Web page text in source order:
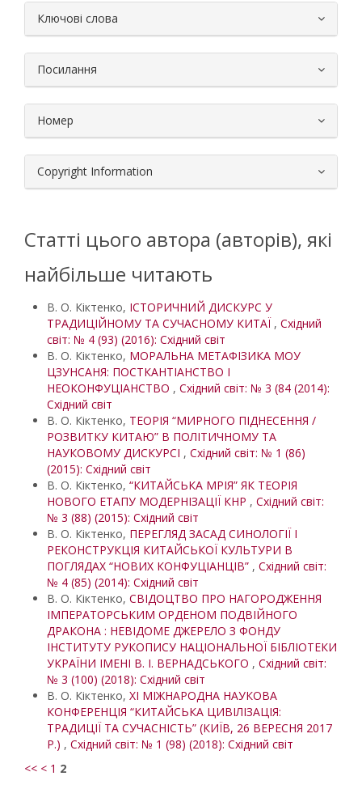
Ключові слова
Посилання
Номер
Copyright Information
Статті цього автора (авторів), які
найбільше читають
В. О. Кіктенко, ІСТОРИЧНИЙ ДИСКУРС У
ТРАДИЦІЙНОМУ ТА СУЧАСНОМУ КИТАЇ , Східний
світ: № 4 (93) (2016): Східний світ
В. О. Кіктенко, МОРАЛЬНА МЕТАФІЗИКА МОУ
ЦЗУНСАНЯ: ПОСТКАНТІАНСТВО І
НЕОКОНФУЦІАНСТВО , Східний світ: № 3 (84 (2014):
Східний світ
В. О. Кіктенко, ТЕОРІЯ “МИРНОГО ПІДНЕСЕННЯ /
РОЗВИТКУ КИТАЮ” В ПОЛІТИЧНОМУ ТА
НАУКОВОМУ ДИСКУРСІ , Східний світ: № 1 (86)
(2015): Східний світ
В. О. Кіктенко, “КИТАЙСЬКА МРІЯ” ЯК ТЕОРІЯ
НОВОГО ЕТАПУ МОДЕРНІЗАЦІЇ КНР , Східний світ:
№ 3 (88) (2015): Східний світ
В. О. Кіктенко, ПЕРЕГЛЯД ЗАСАД СИНОЛОГІЇ І
РЕКОНСТРУКЦІЯ КИТАЙСЬКОЇ КУЛЬТУРИ В
ПОГЛЯДАХ “НОВИХ КОНФУЦІАНЦІВ” , Східний світ:
№ 4 (85) (2014): Східний світ
В. О. Кіктенко, СВІДОЦТВО ПРО НАГОРОДЖЕННЯ
ІМПЕРАТОРСЬКИМ ОРДЕНОМ ПОДВІЙНОГО
ДРАКОНА : НЕВІДОМЕ ДЖЕРЕЛО З ФОНДУ
ІНСТИТУТУ РУКОПИСУ НАЦІОНАЛЬНОЇ БІБЛІОТЕКИ
УКРАЇНИ ІМЕНІ В. І. ВЕРНАДСЬКОГО , Східний світ:
№ 3 (100) (2018): Східний світ
В. О. Кіктенко, ХІ МІЖНАРОДНА НАУКОВА
КОНФЕРЕНЦІЯ “КИТАЙСЬКА ЦИВІЛІЗАЦІЯ:
ТРАДИЦІЇ ТА СУЧАСНІСТЬ” (КИЇВ, 26 ВЕРЕСНЯ 2017
Р.) , Східний світ: № 1 (98) (2018): Східний світ
<< < 1 2